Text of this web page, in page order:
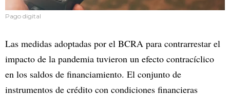
Pago digital
Las medidas adoptadas por el BCRA para contrarrestar el
impacto de la pandemia tuvieron un efecto contracíclico
en los saldos de financiamiento. El conjunto de
instrumentos de crédito con condiciones financieras